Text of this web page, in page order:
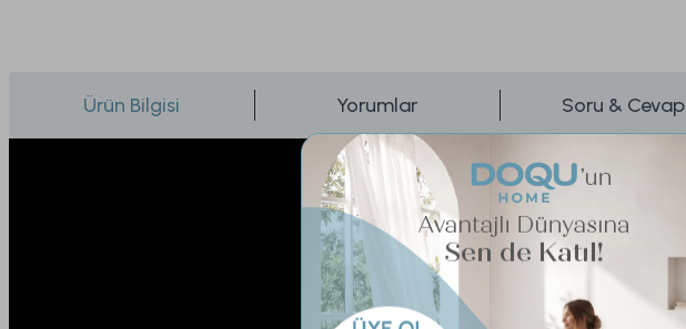
Ürün Bilgisi Yorumlar Soru & Cevap